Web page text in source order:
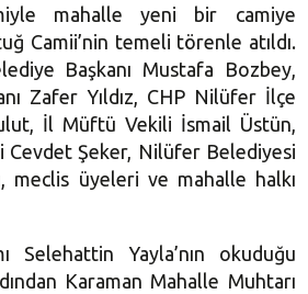
mahalle yeni bir camiye
Camii’nin temeli törenle atıldı.
Başkanı Mustafa Bozbey,
Zafer Yıldız, CHP Nilüfer İlçe
İl Müftü Vekili İsmail Üstün,
Şeker, Nilüfer Belediyesi
meclis üyeleri ve mahalle halkı
Selehattin Yayla’nın okuduğu
Karaman Mahalle Muhtarı